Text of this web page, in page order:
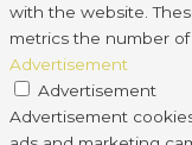
with the website.
metrics the number of
Advertisement
Advertisement
Advertisement